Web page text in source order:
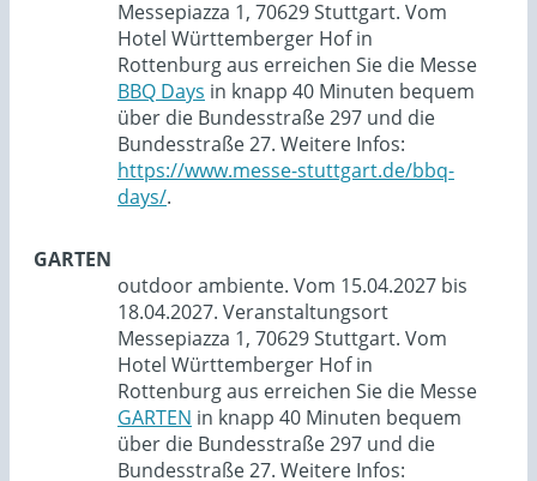
Messepiazza 1, 70629 Stuttgart. Vom
Hotel Württemberger Hof in
Rottenburg aus erreichen Sie die Messe
BBQ Days in knapp 40 Minuten bequem
über die Bundesstraße 297 und die
Bundesstraße 27. Weitere Infos:
https://www.messe-stuttgart.de/bbq-
days/.
GARTEN
outdoor ambiente. Vom 15.04.2027 bis
18.04.2027. Veranstaltungsort
Messepiazza 1, 70629 Stuttgart. Vom
Hotel Württemberger Hof in
Rottenburg aus erreichen Sie die Messe
GARTEN in knapp 40 Minuten bequem
über die Bundesstraße 297 und die
Bundesstraße 27. Weitere Infos: